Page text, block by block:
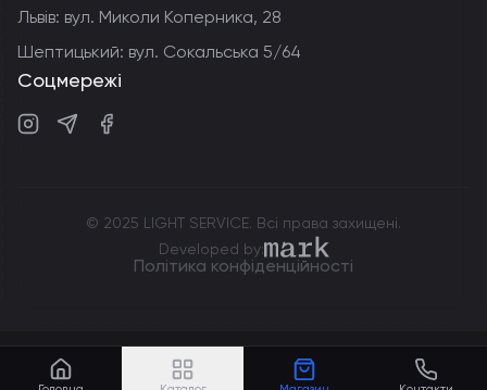
Львів: вул. Миколи Коперника, 28
Шептицький: вул. Сокальська 5/64
Соцмережі
© 2025 LIGHT SERVICE. Всі права захищені.
Developed by:markdev.agency
Політика конфіденційності